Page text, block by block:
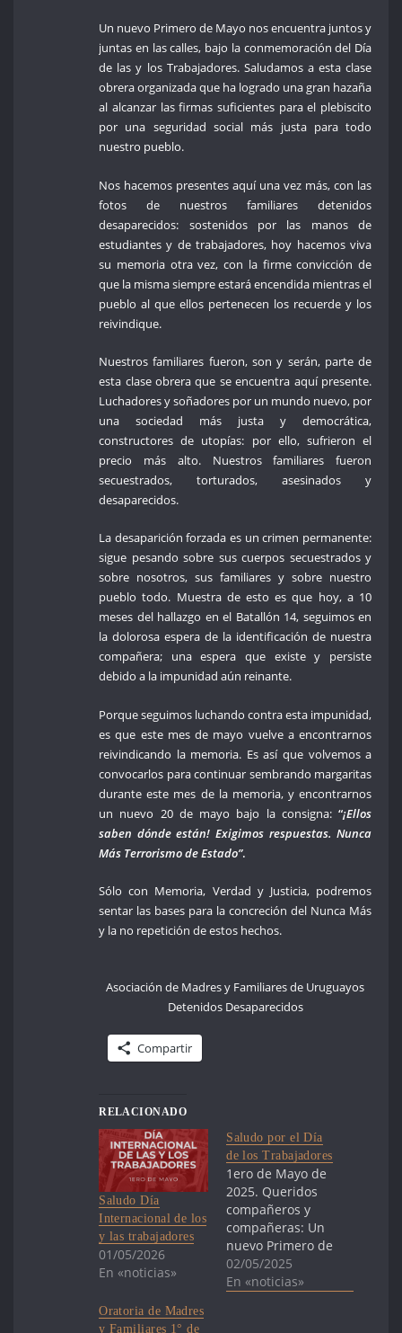
Un nuevo Primero de Mayo nos encuentra juntos y
juntas en las calles, bajo la conmemoración del Día
de las y los Trabajadores. Saludamos a esta clase
obrera organizada que ha logrado una gran hazaña
al alcanzar las firmas suficientes para el plebiscito
por una seguridad social más justa para todo
nuestro pueblo.
Nos hacemos presentes aquí una vez más, con las
fotos de nuestros familiares detenidos
desaparecidos: sostenidos por las manos de
estudiantes y de trabajadores, hoy hacemos viva
su memoria otra vez, con la firme convicción de
que la misma siempre estará encendida mientras el
pueblo al que ellos pertenecen los recuerde y los
reivindique.
Nuestros familiares fueron, son y serán, parte de
esta clase obrera que se encuentra aquí presente.
Luchadores y soñadores por un mundo nuevo, por
una sociedad más justa y democrática,
constructores de utopías: por ello, sufrieron el
precio más alto. Nuestros familiares fueron
secuestrados, torturados, asesinados y
desaparecidos.
La desaparición forzada es un crimen permanente:
sigue pesando sobre sus cuerpos secuestrados y
sobre nosotros, sus familiares y sobre nuestro
pueblo todo. Muestra de esto es que hoy, a 10
meses del hallazgo en el Batallón 14, seguimos en
la dolorosa espera de la identificación de nuestra
compañera; una espera que existe y persiste
debido a la impunidad aún reinante.
Porque seguimos luchando contra esta impunidad,
es que este mes de mayo vuelve a encontrarnos
reivindicando la memoria. Es así que volvemos a
convocarlos para continuar sembrando margaritas
durante este mes de la memoria, y encontrarnos
un nuevo 20 de mayo bajo la consigna:“¡Ellos
saben dónde están! Exigimos respuestas. Nunca
Más Terrorismo de Estado”.
Sólo con Memoria, Verdad y Justicia, podremos
sentar las bases para la concreción del Nunca Más
y la no repetición de estos hechos.
Asociación de Madres y Familiares de Uruguayos
Detenidos Desaparecidos
Compartir
RELACIONADO
Saludo Día
Internacional de los
y las trabajadores
01/05/2026
En «noticias»
Saludo por el Día
de los Trabajadores
1ero de Mayo de
2025. Queridos
compañeros y
compañeras: Un
nuevo Primero de
Mayo nos
encuentra, una
02/05/2025
En «noticias»
Oratoria de Madres
y Familiares 1° de